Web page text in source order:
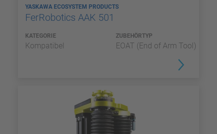
YASKAWA ECOSYSTEM PRODUCTS
FerRobotics AAK 501
KATEGORIE
Kompatibel
ZUBEHÖRTYP
EOAT (End of Arm Tool)